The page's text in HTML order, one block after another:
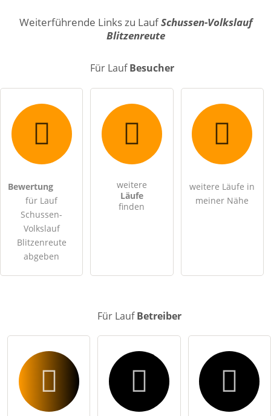
Name
E-Mail-Adresse (wird nicht veröffentlicht)
Hiermit akzeptiere ich dieAGB
DieDatenschutzerklärung habe ich zur Kenntnis genommen.
Hinweis:Bitte beachten Sie, öffentliche Fragen sind
.
Weiterführende Links zu LaufSchussen-Volkslauf
Blitzenreute
Für LaufBesucher
Bewertung
für Lauf
Schussen-
Volkslauf
Blitzenreute
abgeben
weitere
Läufe
finden
weitere Läufe in
meiner Nähe
Für LaufBetreiber